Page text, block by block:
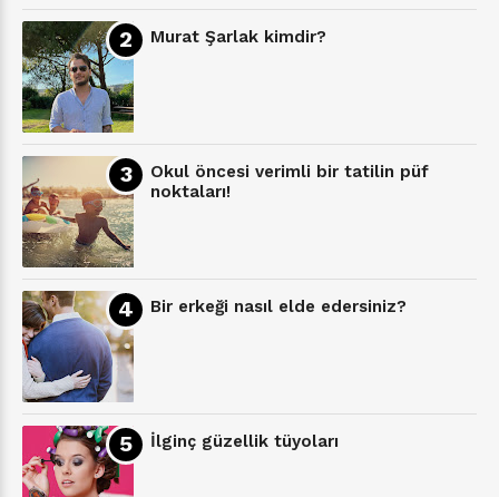
Murat Şarlak kimdir?
Okul öncesi verimli bir tatilin püf
noktaları!
Bir erkeği nasıl elde edersiniz?
İlginç güzellik tüyoları